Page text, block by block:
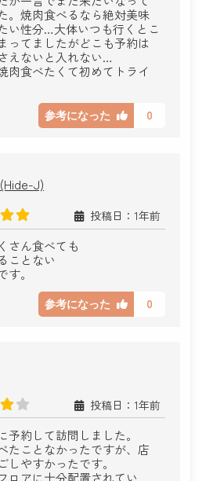
。焼肉食べるなら絶対美味
い性分…大体いつも行くとこ
ってましたがどこも予約は
えないと入れない…
肉食べたくて初めてトライ
参考になった 0
J)
投稿日：1年前
さん食べても
ことない
。
参考になった 0
投稿日：1年前
予約して訪問しました。
たことなかったですが、店
しやすかったです。
ロアに十分配置されてい